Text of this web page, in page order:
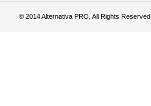
© 2014 Alternativa PRO, All Rights Reserved